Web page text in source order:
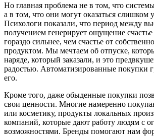
Но главная проблема не в том, что
а в том, что они могут оказаться
Психологи показали, что период между
получением генерирует ощущение
гораздо сильнее, чем счастье от
продуктом. Мы мечтаем об отпуске,
наряде, который заказали, и это
радостью. Автоматизированные покупки
его.
Кроме того, даже обыденные покупки
свои ценности. Многие намеренно
или косметику, продукты локальных
компаний, которые дают работу людям с
возможностями. Бренды помогают нам